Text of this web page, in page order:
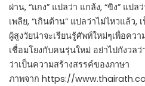
ผ่าน, “แกง” แปลว่า แกล้ง, “ขิง” แปล
เพลีย, “เกินต้าน” แปลว่าไม่ไหวแล้ว,
ผู้สูงวัยน่าจะเรียนรู้ศัพท์ใหม่ๆเพื่อคว
เชื่อมโยงกับคนรุ่นใหม่ อย่าไปกังวล
ว่าเป็นความสร้างสรรค์ของภาษา
ภาพจาก https://